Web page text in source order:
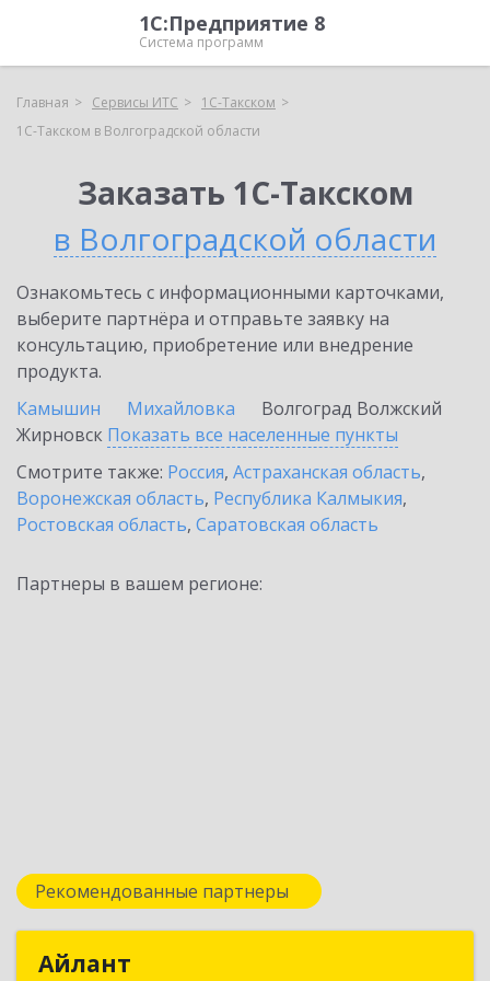
1С:Предприятие 8
Система программ
Главная Сервисы ИТС
1С-Такском
1С-Такском в Волгоградской области
Заказать 1С-Такском
в Волгоградской области
Ознакомьтесь с информационными карточками,
выберите партнёра и отправьте заявку на
консультацию, приобретение или внедрение
продукта.
Камышин
Михайловка Волгоград Волжский
Жирновск Показать все населенные пункты
Смотрите также: Россия, Астраханская область,
Воронежская область, Республика Калмыкия,
Ростовская область, Саратовская область
Партнеры в вашем регионе:
Рекомендованные партнеры
Айлант